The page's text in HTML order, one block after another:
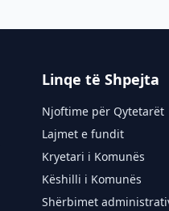
Linqe të Shpejta
Njoftime për Qytetarët
Lajmet e fundit
Kryetari i Komunës
Këshilli i Komunës
Shërbimet